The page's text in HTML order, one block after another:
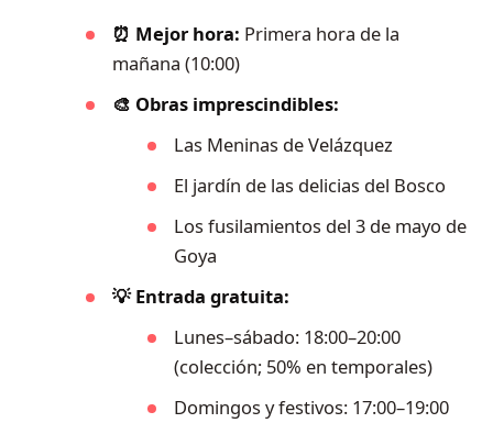
⏰ Mejor hora: Primera hora de la
mañana (10:00)
🎨 Obras imprescindibles:
Las Meninas de Velázquez
El jardín de las delicias del Bosco
Los fusilamientos del 3 de mayo de
Goya
💡 Entrada gratuita:
Lunes–sábado: 18:00–20:00
(colección; 50% en temporales)
Domingos y festivos: 17:00–19:00